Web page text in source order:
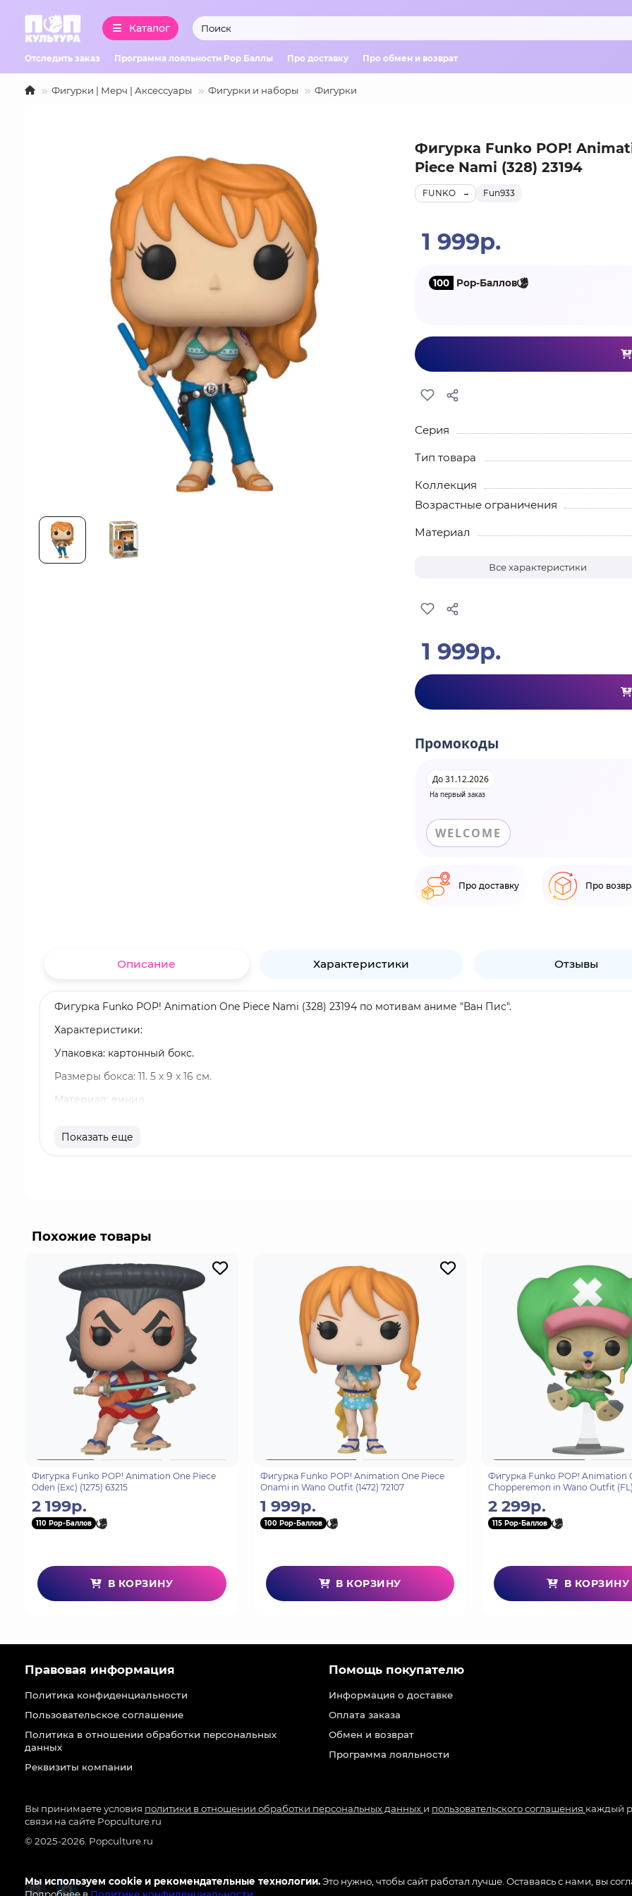
Каталог
Отследить заказ Программа лояльности Pop Баллы Про доставку Про обмен и возврат
Фигурки | Мерч | Аксессуары Фигурки и наборы Фигурки
Фигурка Funko POP!
Piece Nami (328) 23194
Fun933
FUNKO
1 999р.
100 Pop-Баллов
Серия
Тип товара
Коллекция
Возрастные ограничения
Материал
Все характеристики
1 999р.
Промокоды
На первый заказ
До 31.12.2026
WELCOME
Про доставку Про
Описание Характеристики Отзывы
Фигурка Funko POP! Animation One Piece Nami (328) 23194 по мотивам аниме "Ван Пис".
Характеристики:
Упаковка: картонный бокс.
Размеры бокса: 11. 5 х 9 х 16 см.
Материал: винил.
Разработчик/Издатель: Funko.
Показать еще
Похожие товары
Фигурка Funko POP! Animation One Piece
Oden (Exc) (1275) 63215
2 199р.
110 Pop-Баллов
В КОРЗИНУ
Фигурка Funko POP! Animation One Piece
Onami in Wano Outfit (1472) 72107
1 999р.
100 Pop-Баллов
В КОРЗИНУ
Фигурка Funko POP! Animation
Chopperemon in Wano Outfit (FL)
2 299р.
115 Pop-Баллов
В КОРЗИНУ
Мы используем cookie и рекомендательные технологии.Это нужно, чтобы сайт работал лучше. Оставаясь с нами, вы
Правовая информация
Политика конфиденциальности
Пользовательское соглашение
Политика в отношении обработки персональных
данных
Реквизиты компании
Помощь покупателю
Информация о доставке
Оплата заказа
Обмен и возврат
Программа лояльности
Вы принимаете условия политики в отношении обработки персональных данных и пользовательского соглашения каждый
связи на сайте Popculture.ru
© 2025-2026. Popculture.ru